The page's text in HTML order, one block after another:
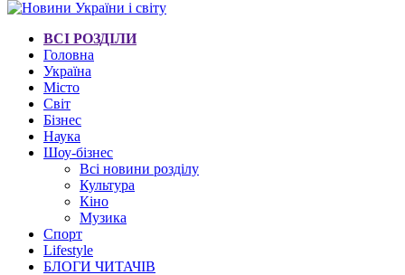
ВСІ РОЗДІЛИ
Головна
Україна
Місто
Світ
Бізнес
Наука
Шоу-бізнес
Всі новини розділу
Культура
Кіно
Музика
Спорт
Lifestyle
БЛОГИ ЧИТАЧІВ